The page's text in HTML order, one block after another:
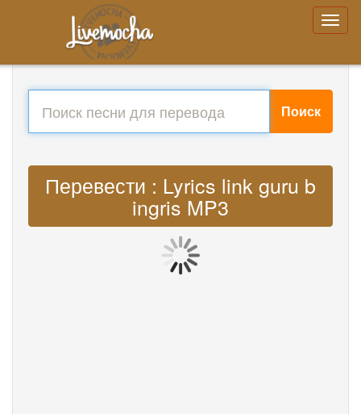
Поиск
Перевести : Lyrics link guru b
ingris MP3